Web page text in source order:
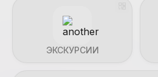
ЭКСКУРСИИ